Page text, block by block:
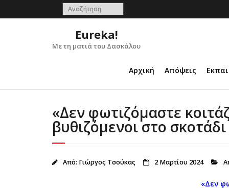
to
Eureka!
Με τη ματιά του Δασκάλου
Αρχική Απόψεις
«Δεν φωτιζόμαστε
βυθιζόμενοι στο
Από: Γιώργος Τσούκας 2 Μαρτίου 2024
«Δεν